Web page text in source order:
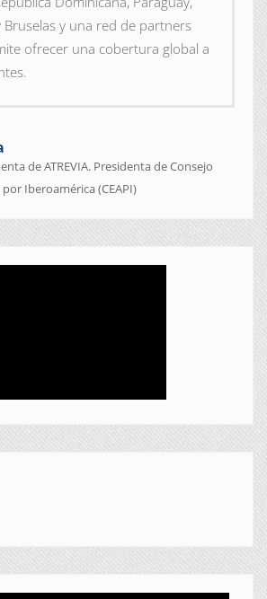
Bruselas y una red de partners
ofrecer una cobertura global a
de ATREVIA. Presidenta de Consejo
Iberoamérica (CEAPI)